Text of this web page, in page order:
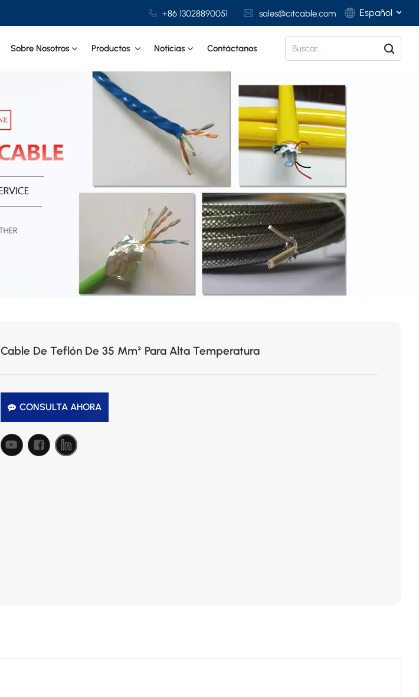
+86 13028890051 sales@citcable.com Español
Deutsch
Italiano
Español
Sobre Nosotros Productos Noticias Contáctanos
Cable De Teflón De 35 Mm² Para Alta Temperatura
CONSULTA AHORA